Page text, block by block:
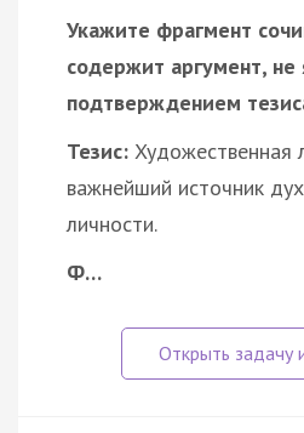
Укажите фрагмент
содержит аргумент,
подтверждением
Тезис: Художественная
важнейший источник
личности.
Ф…